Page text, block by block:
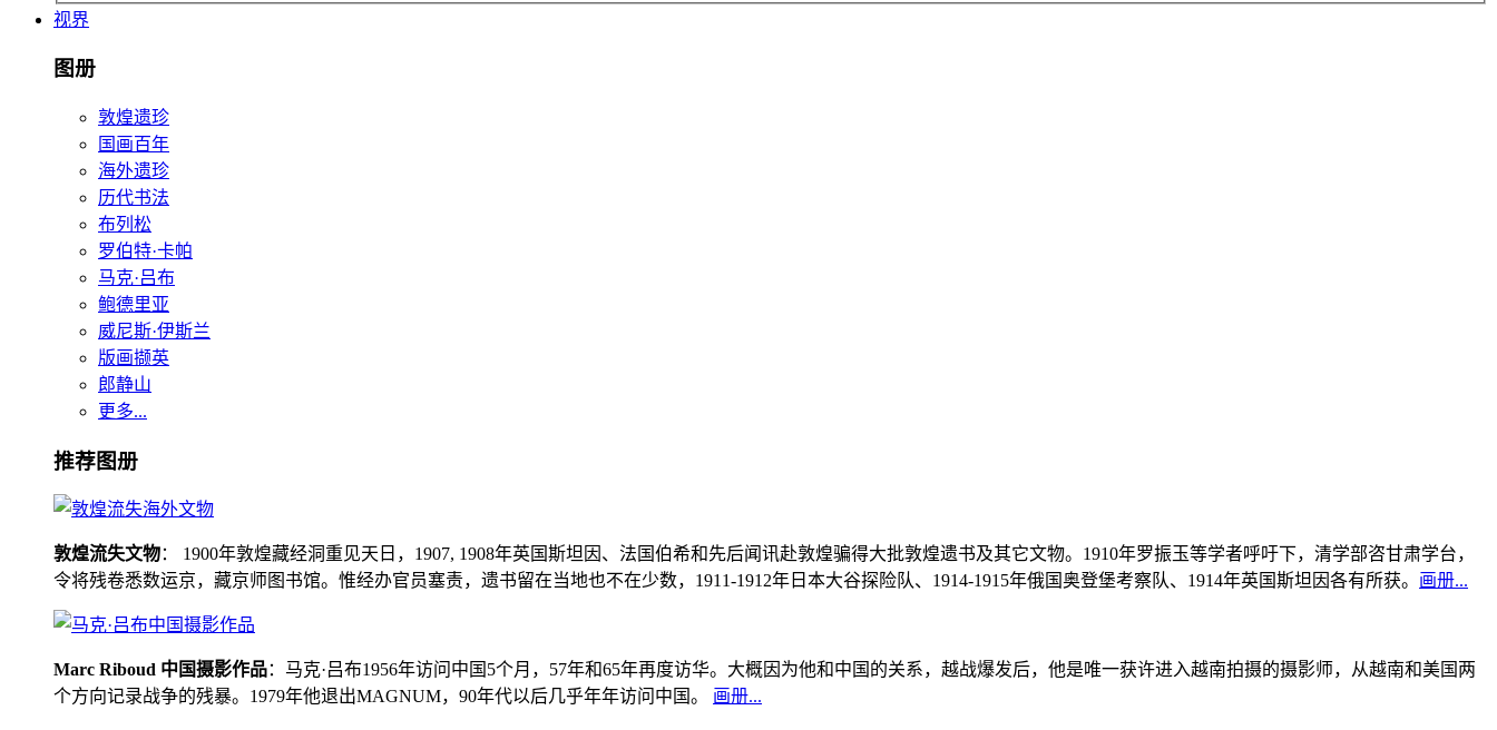
视界
图册
敦煌遗珍
国画百年
海外遗珍
历代书法
布列松
罗伯特·卡帕
马克·吕布
鲍德里亚
威尼斯·伊斯兰
版画撷英
郎静山
更多...
推荐图册
敦煌流失文物： 1900年敦煌藏经洞重见天日，1907, 1908年英国斯坦因、法国伯希和先后闻讯赴敦煌骗得大批敦煌遗书及其它文物。1910年罗振玉等学者呼吁下，清学部咨甘肃学台，
令将残卷悉数运京，藏京师图书馆。惟经办官员塞责，遗书留在当地也不在少数，1911-1912年日本大谷探险队、1914-1915年俄国奥登堡考察队、1914年英国斯坦因各有所获。 画册...
Marc Riboud 中国摄影作品：马克·吕布1956年访问中国5个月，57年和65年再度访华。大概因为他和中国的关系，越战爆发后，他是唯一获许进入越南拍摄的摄影师，从越南和美国两
个方向记录战争的残暴。1979年他退出MAGNUM，90年代以后几乎年年访问中国。 画册...